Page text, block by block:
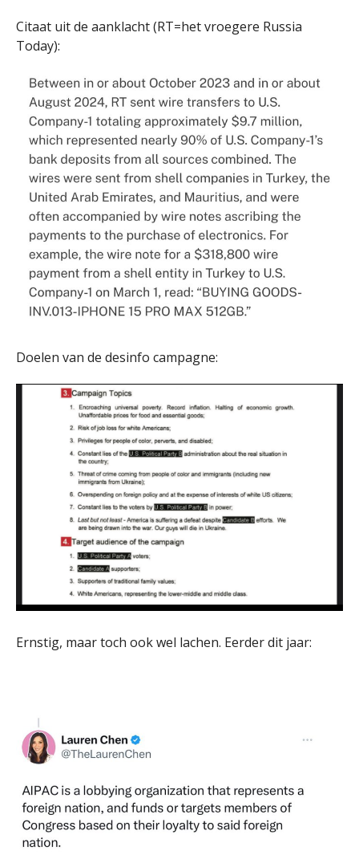
Citaat uit de aanklacht (RT=het vroegere Russia
Today):
Doelen van de desinfo campagne:
Ernstig, maar toch ook wel lachen. Eerder dit jaar: